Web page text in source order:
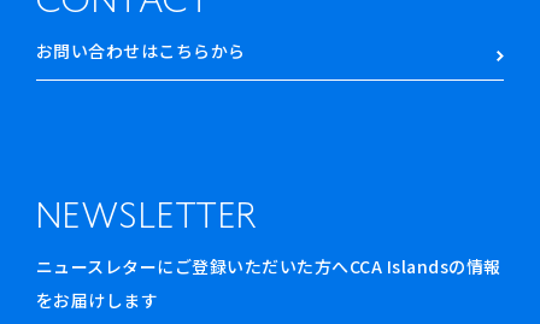
お問い合わせはこちらから
NEWSLETTER
ニュースレターにご登録いただいた方へCCA Islandsの情報
をお届けします